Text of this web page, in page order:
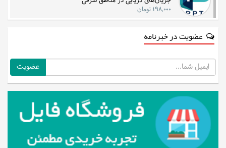
۱۹۸,۰۰۰ تومان
عضویت در خبرنامه
ایمیل